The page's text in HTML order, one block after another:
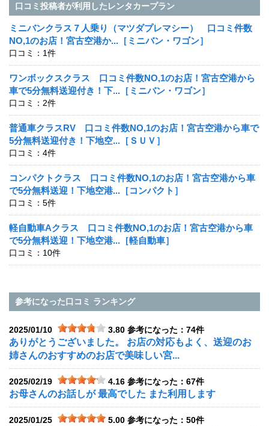
口コミ投稿者が利用したレンタカープラン
ミニバンクラス７人乗り（マツダプレマシー） 口コミ件数
NO,1のお店！宮古空港か...［ミニバン・ワゴン］
口コミ：1件
ワンボックスクラス 口コミ件数NO,1のお店！宮古空港から
車で5分無料送迎付き！下...［ミニバン・ワゴン］
口コミ：2件
普通車クラスRV 口コミ件数NO,1のお店！宮古空港から車で
5分無料送迎付き！下地空...［ＳＵＶ］
口コミ：4件
コンパクトクラス 口コミ件数NO,1のお店！宮古空港から車
で5分無料送迎！下地空港...［コンパクト］
口コミ：5件
軽自動車Aクラス 口コミ件数NO,1のお店！宮古空港から車
で5分無料送迎！下地空港...［軽自動車］
口コミ：10件
参考になった口コミ ランキング
2025/01/10 3.80 参考になった：74件
ありがとうございました。 お店の対応もよく、送迎のお
姉さんのおすすめのお店で美味しい宮...
2025/02/19 4.16 参考になった：67件
お母さんのお話しが 最高でした また利用します
2025/01/25 5.00 参考になった：50件